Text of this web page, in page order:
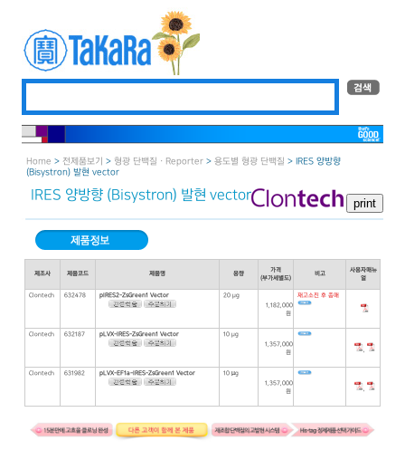
Home > 전제품보기 > 형광 단백질 · Reporter > 용도별 형광 단백질 > IRES 양방향
(Bisystron) 발현 vector
IRES 양방향 (Bisystron) 발현 vector
제조사 제품코드 제품명 용량
가격
(부가세별도)
비고
사용자매뉴
얼
Clontech 632478 pIRES2-ZsGreen1 Vector
20 μg
1,182,000
원
재고소진 후 종매
Clontech 632187 pLVX-IRES-ZsGreen1 Vector
10 μg
1,357,000
원
,
Clontech 631982 pLVX-EF1a-IRES-ZsGreen1 Vector
10 µg
1,357,000
원
,